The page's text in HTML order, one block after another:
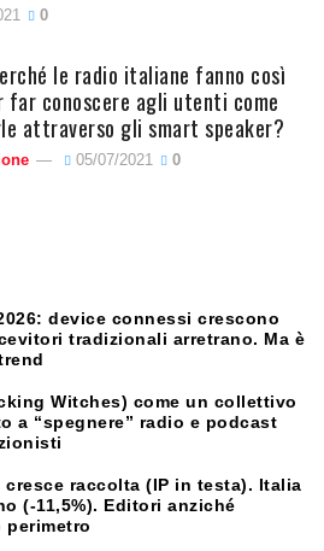
0
le radio italiane fanno così
far conoscere agli utenti come
attraverso gli smart speaker?
05/07/2021 0
device connessi crescono
tradizionali arretrano. Ma è
Witches) come un collettivo
a “spegnere” radio e podcast
cresce raccolta (IP in testa). Italia
(-11,5%). Editori anziché
perimetro